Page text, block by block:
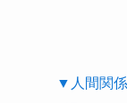
▼人間関